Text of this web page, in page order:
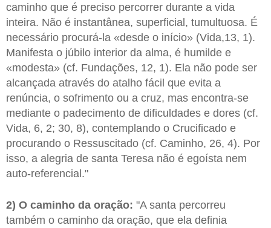
caminho que é preciso percorrer durante a vida
inteira. Não é instantânea, superficial, tumultuosa. É
necessário procurá-la «desde o início» (Vida,13, 1).
Manifesta o júbilo interior da alma, é humilde e
«modesta» (cf. Fundações, 12, 1). Ela não pode ser
alcançada através do atalho fácil que evita a
renúncia, o sofrimento ou a cruz, mas encontra-se
mediante o padecimento de dificuldades e dores (cf.
Vida, 6, 2; 30, 8), contemplando o Crucificado e
procurando o Ressuscitado (cf. Caminho, 26, 4). Por
isso, a alegria de santa Teresa não é egoísta nem
auto-referencial."
2) O caminho da oração: "A santa percorreu
também o caminho da oração, que ela definia